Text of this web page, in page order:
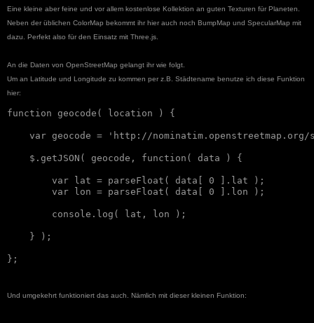
Eine kleine aber feine und vor allem kostenlose Kollektion an guten Texturen für Planeten.
Neben der üblichen ColorMap bekommt ihr hier auch noch BumpMap und SpecularMap mit
dazu. Perfekt also für den Einsatz mit Three.js.
An die Daten von OpenStreetMap gelangt ihr wie folgt.
Um an Latitude und Longitude zu kommen per z.B. Städtename benutze ich diese Funktion
hier:
function geocode( location ) {
var geocode = 'http://
    $.getJSON( geocode, function( data ) {
        var lat = parseFloat( data[ 0 ].lat );
        var lon = parseFloat( data[ 0 ].lon );
        console.log( lat, lon );
    } );
Und umgekehrt funktioniert das auch. Nämlich mit dieser kleinen Funktion: